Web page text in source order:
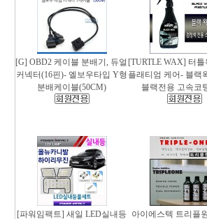
[G] OBD2 케이블 분배기, 듀얼
커넥터(16핀)- 엘보우타입 Y형
분배케이블(50CM)
[TURTLE WAX] 터
플래티엄 케어- 블랙
블랙전용 고속코
[파워임팩트] 새일 LED실내등 아이에스텍 트리플